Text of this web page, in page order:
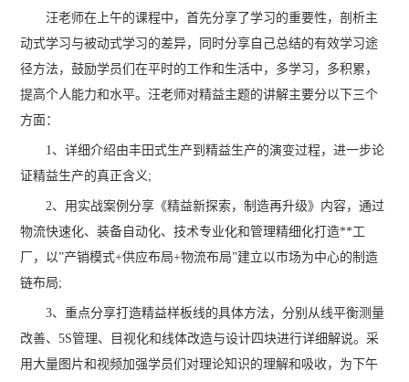
汪老师在上午的课程中，首先分享了学习的重要性，剖析主
动式学习与被动式学习的差异，同时分享自己总结的有效学习途
径方法，鼓励学员们在平时的工作和生活中，多学习，多积累，
提高个人能力和水平。汪老师对精益主题的讲解主要分以下三个
方面：
1、详细介绍由丰田式生产到精益生产的演变过程，进一步论
证精益生产的真正含义;
2、用实战案例分享《精益新探索，制造再升级》内容，通过
物流快速化、装备自动化、技术专业化和管理精细化打造**工
厂，以”产销模式+供应布局+物流布局”建立以市场为中心的制造
链布局;
3、重点分享打造精益样板线的具体方法，分别从线平衡测量
改善、5S管理、目视化和线体改造与设计四块进行详细解说。采
用大量图片和视频加强学员们对理论知识的理解和吸收，为下午